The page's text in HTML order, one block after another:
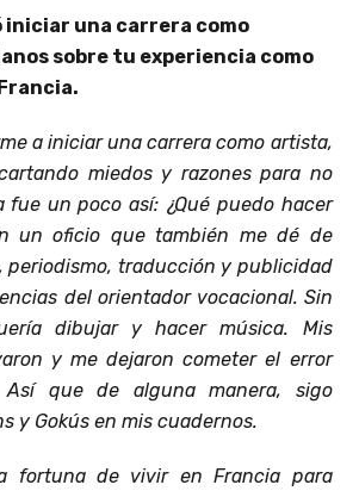
iniciar una carrera como
sobre tu experiencia como
a iniciar una carrera como artista,
miedos y razones para no
fue un poco así: ¿Qué puedo hacer
un oficio que también me dé de
periodismo, traducción y publicidad
del orientador vocacional. Sin
dibujar y hacer música. Mis
y me dejaron cometer el error
que de alguna manera, sigo
y Gokús en mis cuadernos.
fortuna de vivir en Francia para